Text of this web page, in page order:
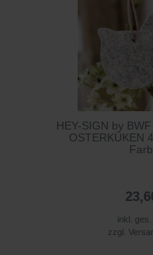
HEY-SIGN by
OSTERKÜKEN
inkl. ges.
zzgl.